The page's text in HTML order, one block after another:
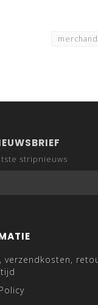
stripnieuws
verzendkosten,